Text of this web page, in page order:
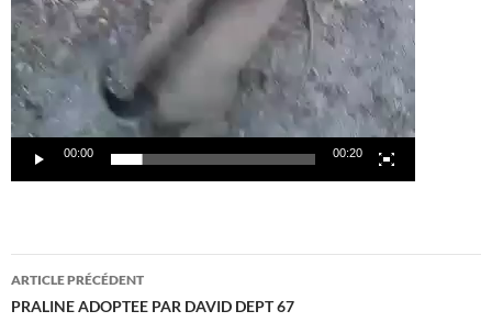
00:00 00:20
Navigation
des
ARTICLE PRÉCÉDENT
PRALINE ADOPTEE PAR DAVID DEPT 67